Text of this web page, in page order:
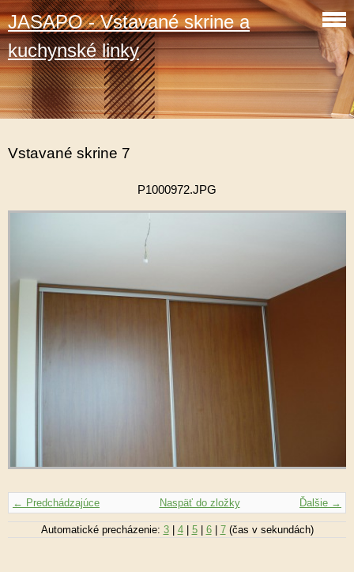
JASAPO - Vstavané skrine a
kuchynské linky
Vstavané skrine 7
P1000972.JPG
← Predchádzajúce Ďalšie →
Naspäť do zložky
Automatické precházenie: 3| 4| 5| 6| 7(čas v sekundách)